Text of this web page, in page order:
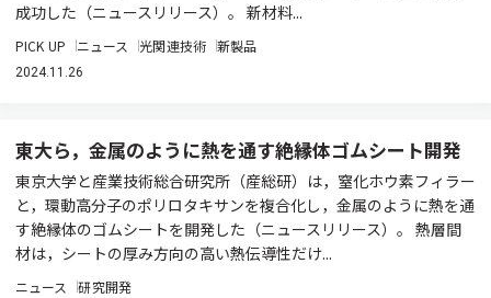
成功した（ニュースリリース）。 新材料...
PICK UP ニュース 光関連技術 新製品
2024.11.26
東大ら，金属のように熱を通す絶縁体ゴムシート開発
東京大学と産業技術総合研究所（産総研）は，窒化ホウ素フィラー
と，環動高分子のポリロタキサンを複合化し，金属のように熱を通
す絶縁体のゴムシートを開発した（ニュースリリース）。 熱層間
材は，シートの厚み方向の高い熱伝導性だけ...
ニュース 研究開発